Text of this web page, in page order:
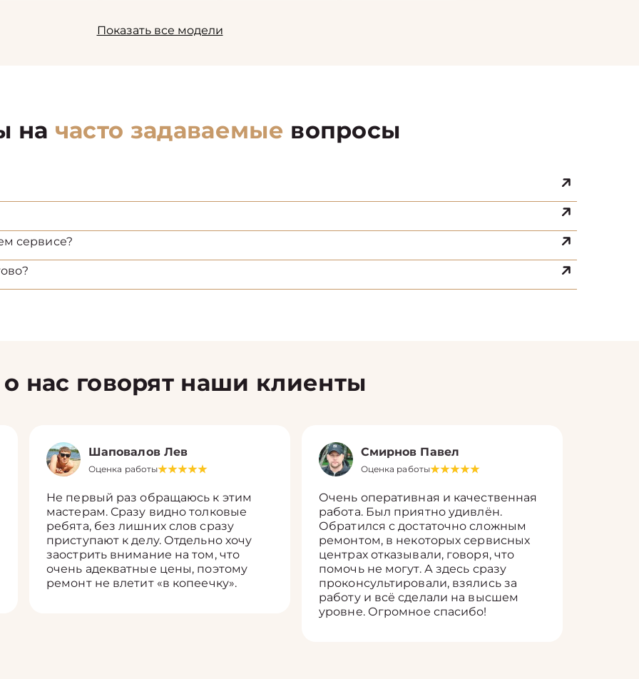
Показать все модели
на часто задаваемые вопросы
сервисе?
нас говорят наши клиенты
Шаповалов Лев
Оценка работы
Не первый раз обращаюсь к этим
мастерам. Сразу видно толковые
ребята, без лишних слов сразу
приступают к делу. Отдельно хочу
заострить внимание на том, что
очень адекватные цены, поэтому
ремонт не влетит «в копеечку».
Смирнов Павел
Оценка работы
Очень оперативная и качественная
работа. Был приятно удивлён.
Обратился с достаточно сложным
ремонтом, в некоторых сервисных
центрах отказывали, говоря, что
помочь не могут. А здесь сразу
проконсультировали, взялись за
работу и всё сделали на высшем
уровне. Огромное спасибо!